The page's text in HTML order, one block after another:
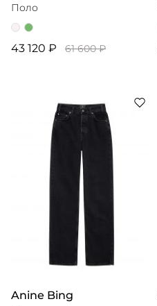
Поло
43 120 ₽ 61 600 ₽
Anine Bing